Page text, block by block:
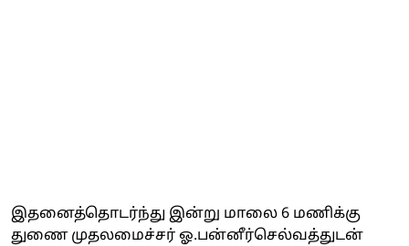
இதனைத்தொடர்ந்து இன்று மாலை 6 மணிக்கு
துணை முதலமைச்சர் ஓ.பன்னீர்செல்வத்துடன்